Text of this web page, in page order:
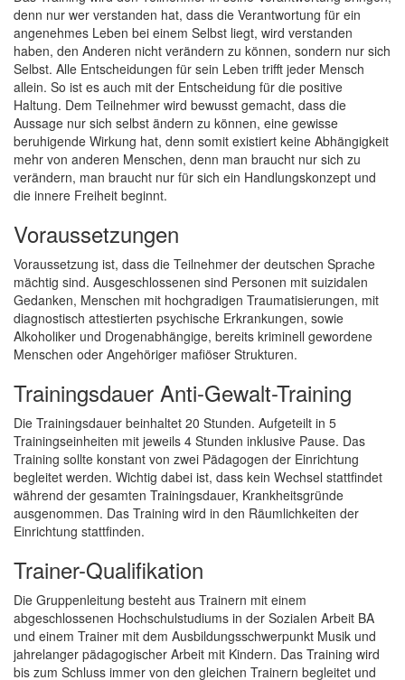
denn nur wer verstanden hat, dass die Verantwortung für ein
angenehmes Leben bei einem Selbst liegt, wird verstanden
haben, den Anderen nicht verändern zu können, sondern nur sich
Selbst. Alle Entscheidungen für sein Leben trifft jeder Mensch
allein. So ist es auch mit der Entscheidung für die positive
Haltung. Dem Teilnehmer wird bewusst gemacht, dass die
Aussage nur sich selbst ändern zu können, eine gewisse
beruhigende Wirkung hat, denn somit existiert keine Abhängigkeit
mehr von anderen Menschen, denn man braucht nur sich zu
verändern, man braucht nur für sich ein Handlungskonzept und
die innere Freiheit beginnt.
Voraussetzungen
Voraussetzung ist, dass die Teilnehmer der deutschen Sprache
mächtig sind. Ausgeschlossenen sind Personen mit suizidalen
Gedanken, Menschen mit hochgradigen Traumatisierungen, mit
diagnostisch attestierten psychische Erkrankungen, sowie
Alkoholiker und Drogenabhängige, bereits kriminell gewordene
Menschen oder Angehöriger mafiöser Strukturen.
Trainingsdauer Anti-Gewalt-Training
Die Trainingsdauer beinhaltet 20 Stunden. Aufgeteilt in 5
Trainingseinheiten mit jeweils 4 Stunden inklusive Pause. Das
Training sollte konstant von zwei Pädagogen der Einrichtung
begleitet werden. Wichtig dabei ist, dass kein Wechsel stattfindet
während der gesamten Trainingsdauer, Krankheitsgründe
ausgenommen. Das Training wird in den Räumlichkeiten der
Einrichtung stattfinden.
Trainer-Qualifikation
Die Gruppenleitung besteht aus Trainern mit einem
abgeschlossenen Hochschulstudiums in der Sozialen Arbeit BA
und einem Trainer mit dem Ausbildungsschwerpunkt Musik und
jahrelanger pädagogischer Arbeit mit Kindern. Das Training wird
bis zum Schluss immer von den gleichen Trainern begleitet und